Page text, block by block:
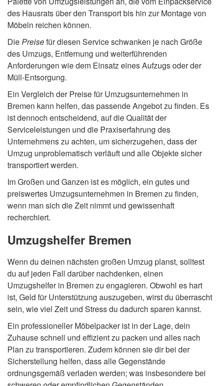
des Hausrats über den Transport bis hin zur Montage von
Möbeln reichen können.
DiePreisefür diesen Service schwanken je nach Größe
des Umzugs, Entfernung und weiterführenden
Anforderungen wie dem Einsatz eines Aufzugs oder der
Müll-Entsorgung.
Ein Vergleich der Preise für Umzugsunternehmen in
Bremen kann helfen, das passende Angebot zu finden. Es
ist dennoch entscheidend, auf die Qualität der
Serviceleistungen und die Praxiserfahrung des
Unternehmens zu achten, um sicherzugehen, dass der
Umzug unproblematisch verläuft und alle Objekte sicher
transportiert werden.
Im Großen und Ganzen ist es möglich, ein gutes und
preiswertes Umzugsunternehmen in Bremen zu finden,
wenn man sich die Zeit nimmt und gewissenhaft
recherchiert.
Umzugshelfer Bremen
Wenn du deinen nächsten großen Umzug planst, solltest
du auf jeden Fall darüber nachdenken, einen
Umzugshelfer in Bremen zu engagieren. Obwohl es hart
ist, Geld für Unterstützung auszugeben, wirst du überrascht
sein, wie viel Zeit und Stress du dadurch sparen kannst.
Ein professioneller Möbelpacker ist in der Lage, dein
Zuhause schnell und effizient zu packen und alles nach
Plan zu transportieren. Zudem können sie dir bei der
Sicherstellung helfen, dass alle Gegenstände
ordnungsgemäß verladen werden; was insbesondere bei